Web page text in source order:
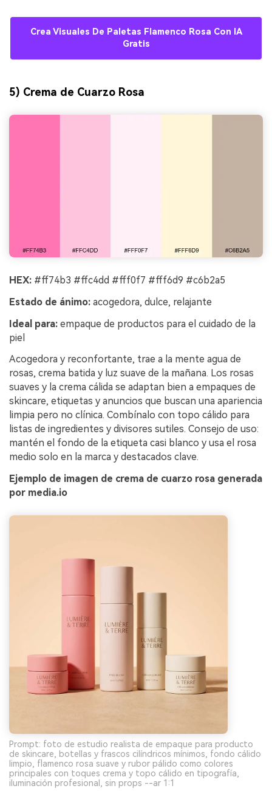
Crea Visuales De Paletas Flamenco Rosa Con IA
Gratis
5) Crema de Cuarzo Rosa
HEX: #ff74b3 #ffc4dd #fff0f7 #fff6d9 #c6b2a5
Estado de ánimo: acogedora, dulce, relajante
Ideal para: empaque de productos para el cuidado de la
piel
Acogedora y reconfortante, trae a la mente agua de
rosas, crema batida y luz suave de la mañana. Los rosas
suaves y la crema cálida se adaptan bien a empaques de
skincare, etiquetas y anuncios que buscan una apariencia
limpia pero no clínica. Combínalo con topo cálido para
listas de ingredientes y divisores sutiles. Consejo de uso:
mantén el fondo de la etiqueta casi blanco y usa el rosa
medio solo en la marca y destacados clave.
Ejemplo de imagen de crema de cuarzo rosa generada
por media.io
Prompt: foto de estudio realista de empaque para producto
de skincare, botellas y frascos cilíndricos mínimos, fondo cálido
limpio, flamenco rosa suave y rubor pálido como colores
principales con toques crema y topo cálido en tipografía,
iluminación profesional, sin props --ar 1:1